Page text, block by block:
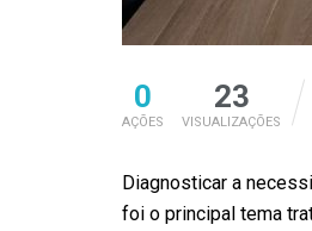
0
AÇÕES
23
VISUALIZAÇÕES
Diagnosticar a
foi o principal tema